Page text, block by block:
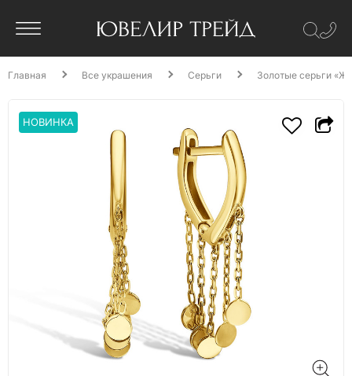
Главная Все украшения Серьги Золотые серьги
НОВИНКА